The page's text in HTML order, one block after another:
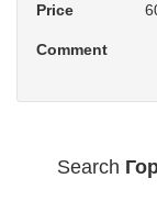
Price
Comment
Search